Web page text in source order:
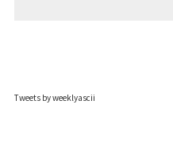
Tweets by weeklyascii